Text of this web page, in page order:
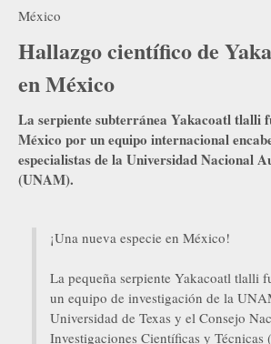
México
Hallazgo científico de
en México
La serpiente subterránea Yakacoatl tlalli
México por un equipo internacional
especialistas de la Universidad Nacional
(UNAM).
¡Una nueva especie en México!
La pequeña serpiente Yakacoatl tlalli
un equipo de investigación de la
Universidad de Texas y el Consejo
Investigaciones Científicas y Técnicas